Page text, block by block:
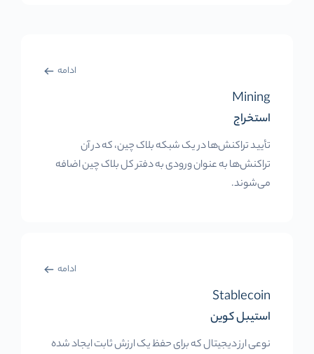
ادامه
Mining
استخراج
تأیید تراکنش‌ها در یک شبکه بلاک چین، که در آن
تراکنش‌ها به عنوان ورودی به دفتر کل بلاک چین اضافه
می‌شوند.
ادامه
Stablecoin
استیبل کوین
نوعی ارز دیجیتال که برای حفظ یک ارزش ثابت ایجاد شده